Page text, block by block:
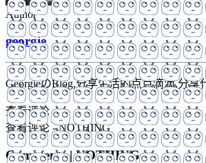
Author
georgie
GeorgieのBlog,分享生活的点点滴滴,分享
查看评论
查看评论 -NOTHING
Comments |NOTHING